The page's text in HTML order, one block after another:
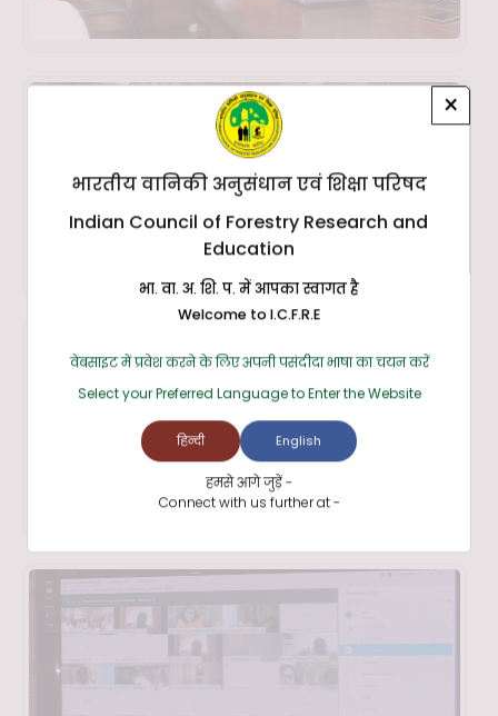
×
भारतीय वानिकी अनुसंधान एवं शिक्षा परिषद
Indian Council of Forestry Research and
Education
भा. वा. अ. शि. प. में आपका स्वागत है
Welcome to I.C.F.R.E
वेबसाइट में प्रवेश करने के लिए अपनी पसंदीदा भाषा का चयन करें
Select your Preferred Language to Enter the Website
हिन्दी English
हमसे आगे जुड़ें -
Connect with us further at -